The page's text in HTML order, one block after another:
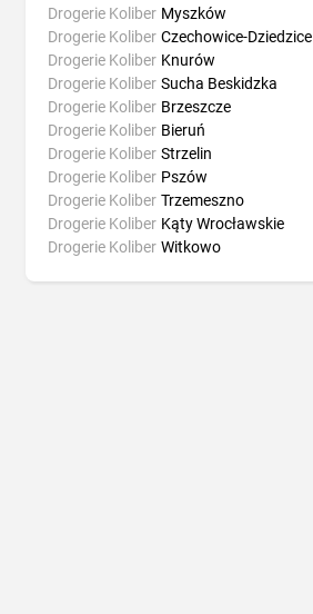
Drogerie Koliber Myszków
Drogerie Koliber Czechowice-Dziedzice
Drogerie Koliber Knurów
Drogerie Koliber Sucha Beskidzka
Drogerie Koliber Brzeszcze
Drogerie Koliber Bieruń
Drogerie Koliber Strzelin
Drogerie Koliber Pszów
Drogerie Koliber Trzemeszno
Drogerie Koliber Kąty Wrocławskie
Drogerie Koliber Witkowo